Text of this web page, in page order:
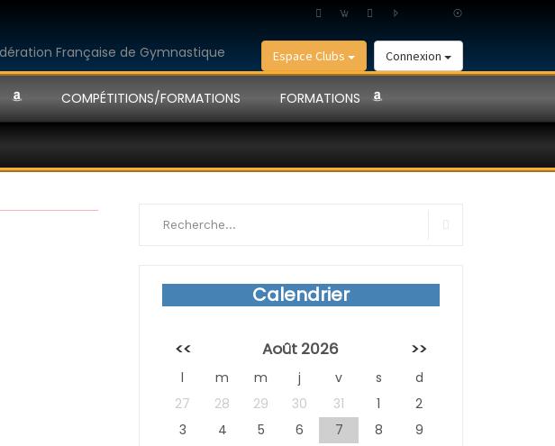
Connexion
Espace Clubs
COMPÉTITIONS/FORMATIONS FORMATIONS
Calendrier
<< Août 2026 >>
l m m j v s
d
27
28 29 30 31 1
2
3
4 5 6 7 8
9